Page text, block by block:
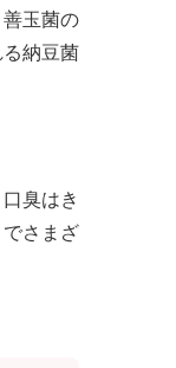
玉菌の
納豆菌
臭はき
さまざ